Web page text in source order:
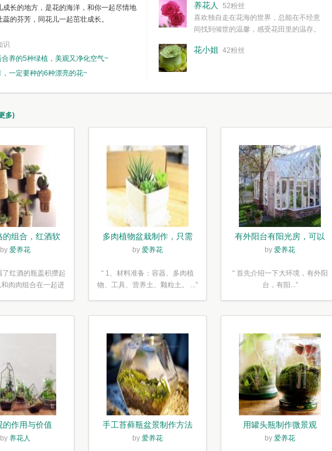
成长的地方，是花的海洋，和你一起尽情地
的芬芳，同花儿一起茁壮成长。
识
合养的5种绿植，美观又净化空气~
，一定要种的6种漂亮的花~
简单愉快的心情，这些都不需要想得太多，其实都是
我们自己复杂了生活和心境。
养花人
52粉丝
喜欢独自走在花海的世界，总能在不经意
间找到倾世的温馨，感受花田里的温存。
花小姐 42粉丝
多)
的组合，红酒软
多肉植物盆栽
by 爱养花
了红酒的瓶盖积攒起
肉肉组合在一起进
多肉植物盆栽制作，只需
简单6步
by 爱养花
“ 1、材料准备：容器、多肉植
物、工具、营养土、颗粒土。 ...”
有外阳台有阳光房，可以
露养！为了肉肉，任性又
by 爱养花
“ 首先介绍一下大环境，有外阳
台，有阳...”
的作用与价值
by 养花人
手工苔藓瓶盆景制作方法
by 爱养花
用罐头瓶制作微景观
by 爱养花